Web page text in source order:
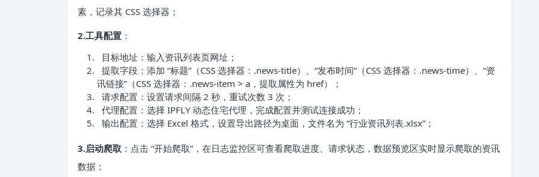
素，记录其 CSS 选择器；
2.工具配置 ：
目标地址：输入资讯列表页网址；
提取字段：添加 “标题”（CSS 选择器：.news-title）、“发布时间”（CSS 选择器：.news-time）、“资
讯链接”（CSS 选择器：.news-item > a，提取属性为 href）；
请求配置：设置请求间隔 2 秒，重试次数 3 次；
代理配置：选择 IPFLY 动态住宅代理，完成配置并测试连接成功；
输出配置：选择 Excel 格式，设置导出路径为桌面，文件名为 “行业资讯列表.xlsx”；
3.启动爬取 ：点击 “开始爬取”，在日志监控区可查看爬取进度、请求状态，数据预览区实时显示爬取的资讯
数据；